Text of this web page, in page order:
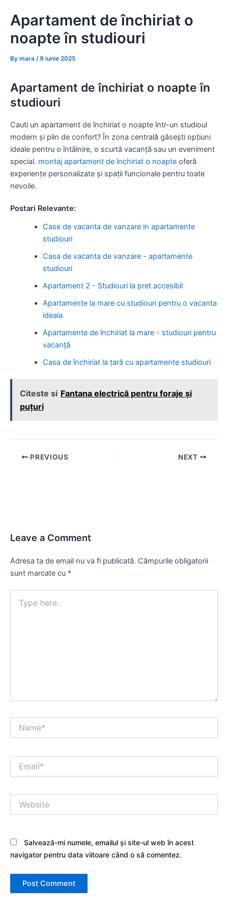
content
Apartament de închiriat o
noapte în studiouri
By mara /9 iunie 2025
Apartament de închiriat o noapte în
studiouri
Cauti un apartament de închiriat o noapte într-un studioul
modern și plin de confort? În zona centrală găsești opțiuni
ideale pentru o întâlnire, o scurtă vacanță sau un eveniment
special. montaj apartament de închiriat o noapte oferă
experiențe personalizate și spații funcionale pentru toate
nevoile.
Postari Relevante:
Case de vacanta de vanzare in apartamente
studiouri
Casa de vacanta de vanzare - apartamente
studiouri
Apartament 2 - Studiouri la pret accesibil
Apartamente la mare cu studiouri pentru o vacanta
ideala
Apartamente de închiriat la mare - studiouri pentru
vacanță
Casa de închiriat la țară cu apartamente studiouri
Citeste si Fantana electrică pentru foraje și
puțuri
Post PREVIOUS NEXT
Leave a Comment
Adresa ta de email nu va fi publicată. Câmpurile obligatorii
sunt marcate cu *
here..
Salvează-mi numele, emailul și site-ul web în acest
navigator pentru data viitoare când o să comentez.